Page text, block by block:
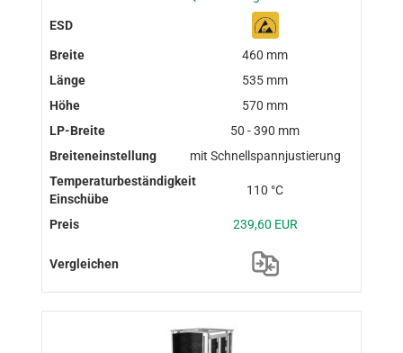
460 mm
535 mm
570 mm
50 - 390 mm
mit Schnellspannjustierung
110 °C
239,60 EUR